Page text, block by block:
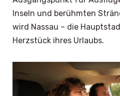
Inseln und berühmten
wird Nassau – die
Herzstück ihres Urlaubs.